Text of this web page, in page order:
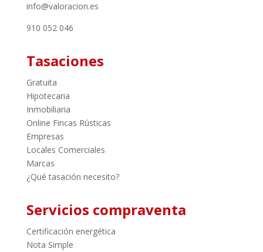
info@valoracion.es
910 052 046
Tasaciones
Gratuita
Hipotecaria
Inmobiliaria
Online Fincas Rústicas
Empresas
Locales Comerciales
Marcas
¿Qué tasación necesito?
Servicios compraventa
Certificación energética
Nota Simple